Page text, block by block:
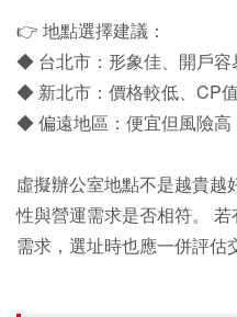
👉 地點選擇建議：
◆ 台北市：形象佳、開戶容
◆ 新北市：價格較低、CP
◆ 偏遠地區：便宜但風險高
虛擬辦公室地點不是越貴越
性與營運需求是否相符。
需求，選址時也應一併評估